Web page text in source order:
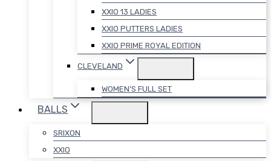
XXIO 13 LADIES
XXIO PUTTERS LADIES
XXIO PRIME ROYAL EDITION
CLEVELAND
WOMEN’S FULL SET
BALLS
SRIXON
XXIO